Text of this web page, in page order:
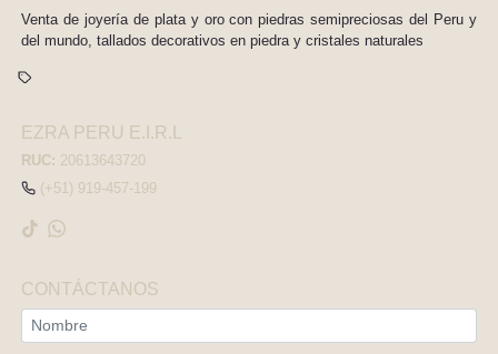
Venta de joyería de plata y oro con piedras semipreciosas del Peru y
del mundo, tallados decorativos en piedra y cristales naturales
EZRA PERU E.I.R.L
RUC: 20613643720
(+51) 919-457-199
CONTÁCTANOS